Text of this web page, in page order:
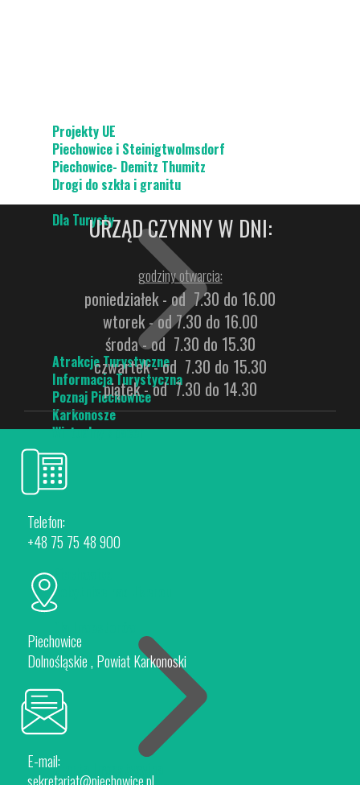
Projekty UE
Piechowice i Steinigtwolmsdorf
Piechowice- Demitz Thumitz
Drogi do szkła i granitu
Dla Turysty
Atrakcje Turystyczne
Informacja Turystyczna
Poznaj Piechowice
Karkonosze
Wirtualny spacer
Piechowice
Rokytnice nad Jizerou
Oferta Inwestycyjna
URZĄD CZYNNY W DNI:
godziny otwarcia:
poniedziałek - od 7.30 do 16.00
wtorek - od 7.30 do 16.00
środa - od 7.30 do 15.30
czwartek - od 7.30 do 15.30
piątek - od 7.30 do 14.30
Telefon:
+48 75 75 48 900
Piechowice
Dolnośląskie , Powiat Karkonoski
E-mail: